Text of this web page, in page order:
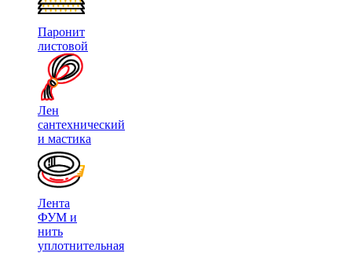
Паронит
листовой
Лен
сантехнический
и мастика
Лента
ФУМ и
нить
уплотнительная